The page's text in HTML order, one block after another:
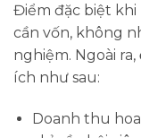
Điểm đặc biệt
cần vốn, không
nghiệm. Ngoài ra,
ích như sau:
Doanh thu